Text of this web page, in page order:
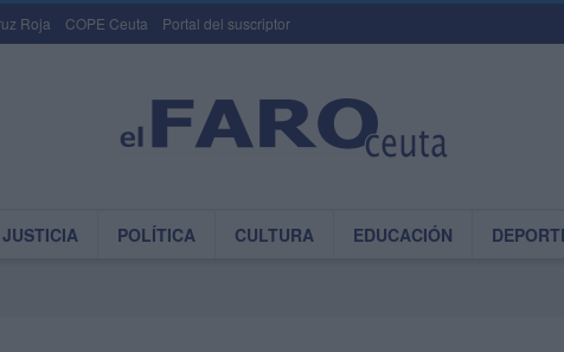
Roja COPE Ceuta Portal del suscriptor
JUSTICIA POLÍTICA CULTURA EDUCACIÓN